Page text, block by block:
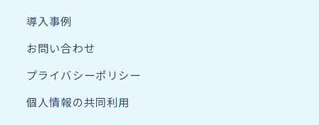
導入事例
お問い合わせ
プライバシーポリシー
個人情報の共同利用